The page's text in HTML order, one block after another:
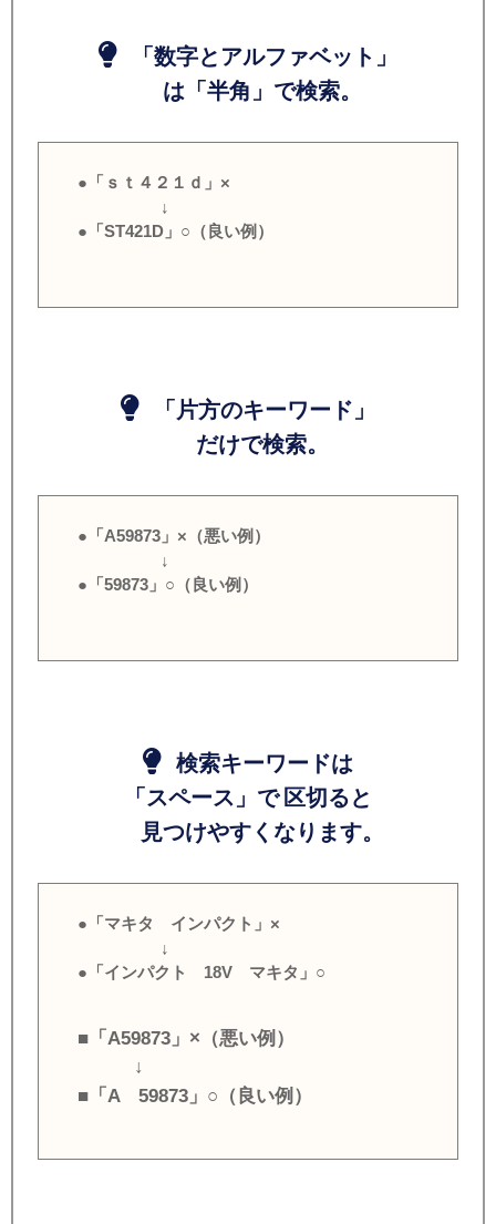
「数字とアルファベット」
は「半角」で検索。
●「ｓｔ４２１ｄ」×
↓
●「ST421D」○（良い例）
「片方のキーワード」
だけで検索。
●「A59873」×（悪い例）
↓
●「59873」○（良い例）
検索キーワードは
「スペース」で 区切ると
見つけやすくなります。
●「マキタ インパクト」×
↓
●「インパクト 18V マキタ」○
■「A59873」×（悪い例）
↓
■「A 59873」○（良い例）